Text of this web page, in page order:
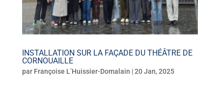
INSTALLATION SUR LA FAÇADE DU THÉÂTRE DE
CORNOUAILLE
par Françoise L’Huissier-Domalain |20 Jan, 2025